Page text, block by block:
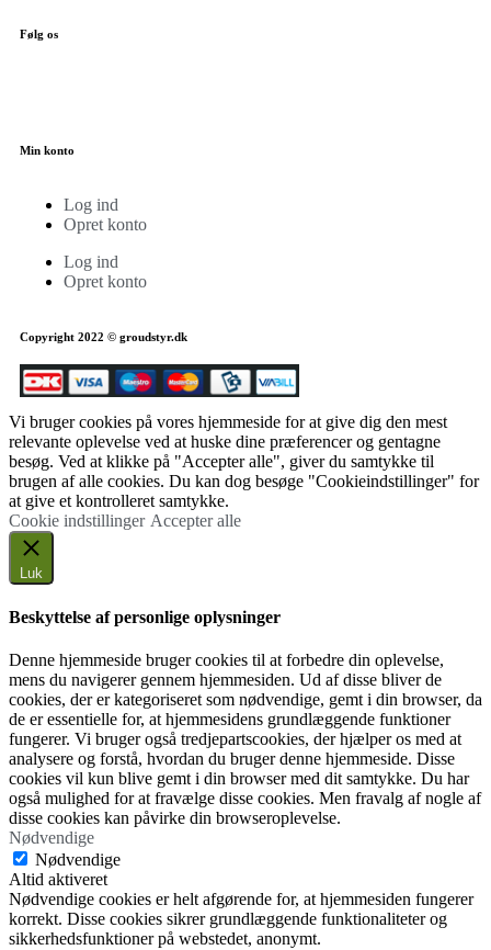
Følg os
Min konto
Log ind
Opret konto
Log ind
Opret konto
Copyright 2022 © groudstyr.dk
Vi bruger cookies på vores hjemmeside for at give dig den mest
relevante oplevelse ved at huske dine præferencer og gentagne
besøg. Ved at klikke på "Accepter alle", giver du samtykke til
brugen af alle cookies. Du kan dog besøge "Cookieindstillinger" for
at give et kontrolleret samtykke.
Cookie indstillinger Accepter alle
Luk
Beskyttelse af personlige oplysninger
Denne hjemmeside bruger cookies til at forbedre din oplevelse,
mens du navigerer gennem hjemmesiden. Ud af disse bliver de
cookies, der er kategoriseret som nødvendige, gemt i din browser, da
de er essentielle for, at hjemmesidens grundlæggende funktioner
fungerer. Vi bruger også tredjepartscookies, der hjælper os med at
analysere og forstå, hvordan du bruger denne hjemmeside. Disse
cookies vil kun blive gemt i din browser med dit samtykke. Du har
også mulighed for at fravælge disse cookies. Men fravalg af nogle af
disse cookies kan påvirke din browseroplevelse.
Nødvendige
Nødvendige
Altid aktiveret
Nødvendige cookies er helt afgørende for, at hjemmesiden fungerer
korrekt. Disse cookies sikrer grundlæggende funktionaliteter og
sikkerhedsfunktioner på webstedet, anonymt.